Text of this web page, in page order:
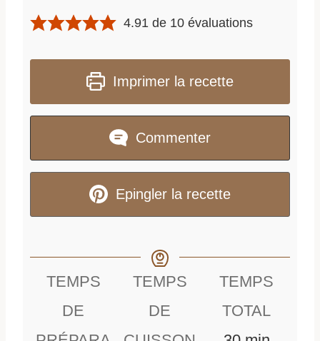
4.91 de 10 évaluations
Imprimer la recette
Commenter
Epingler la recette
TEMPS
DE
TEMPS
DE
TEMPS
TOTAL